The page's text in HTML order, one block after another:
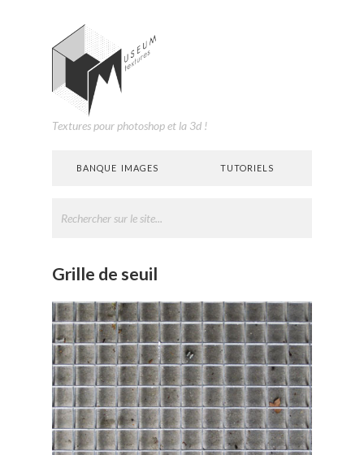
Textures pour photoshop et la 3d !
BANQUE IMAGES TUTORIELS
Grille de seuil